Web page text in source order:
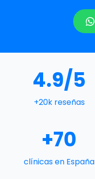
4.9/5
+20k reseñas
+70
clínicas en España